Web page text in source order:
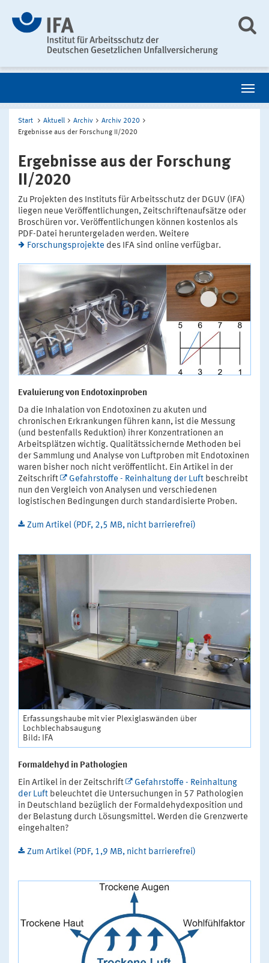
Start Aktuell Archiv
Archiv 2020
Ergebnisse aus der Forschung II/2020
Ergebnisse aus der Forschung
II/2020
Zu Projekten des Instituts für Arbeitsschutz der DGUV (IFA)
liegen neue Veröffentlichungen, Zeitschriftenaufsätze oder
Broschüren vor. Veröffentlichungen können kostenlos als
PDF-Datei heruntergeladen werden. Weitere
Forschungsprojekte des IFA sind online verfügbar.
Evaluierung von Endotoxinproben
Da die Inhalation von Endotoxinen zu akuten und
chronischen Erkrankungen führen kann, ist die Messung
(und bestenfalls Reduktion) ihrer Konzentrationen an
Arbeitsplätzen wichtig. Qualitätssichernde Methoden bei
der Sammlung und Analyse von Luftproben mit Endotoxinen
waren bisher noch nicht veröffentlicht. Ein Artikel in der
Zeitschrift
Gefahrstoffe - Reinhaltung der Luft beschreibt
nun den Vergleich von Analysen und verschiedenen
logistischen Bedingungen durch standardisierte Proben.
Zum Artikel (PDF, 2,5 MB, nicht barrierefrei)
Erfassungshaube mit vier Plexiglaswänden über
Lochblechabsaugung
Bild: IFA
Formaldehyd in Pathologien
Ein Artikel in der Zeitschrift
Gefahrstoffe - Reinhaltung
der Luft beleuchtet die Untersuchungen in 57 Pathologien
in Deutschland bezüglich der Formaldehydexposition und
der Belastung durch Lösungsmittel. Werden die Grenzwerte
eingehalten?
Zum Artikel (PDF, 1,9 MB, nicht barrierefrei)